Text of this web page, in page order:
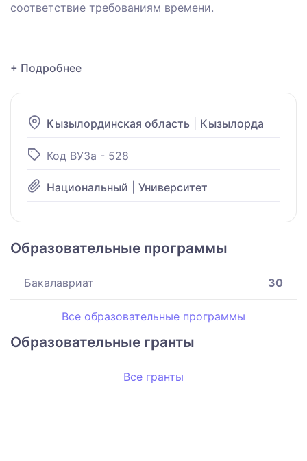
соответствие требованиям времени.
+ Подробнее
Кызылординская область Кызылорда
Код ВУЗа - 528
Национальный Университет
Образовательные программы
Бакалавриат 30
Все образовательные программы
Образовательные гранты
Все гранты